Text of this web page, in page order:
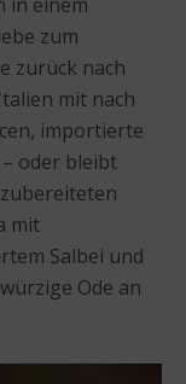
zum
zurück nach
mit nach
importierte
oder bleibt
mit
Salbei und
Ode an